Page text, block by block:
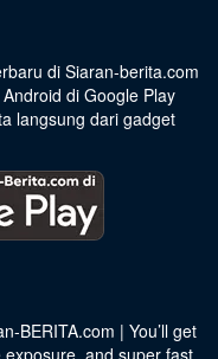
di Siaran-berita.com
di Google Play
langsung dari gadget
BERITA.com | You’ll get
and super fast